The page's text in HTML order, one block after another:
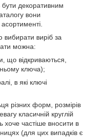
декоративним
вони
виріб за
можна:
що відкриваються,
ключа);
в які ключі
різних форм, розмірів
класичній круглій
хоче частіше вносити в
(для цих випадків є